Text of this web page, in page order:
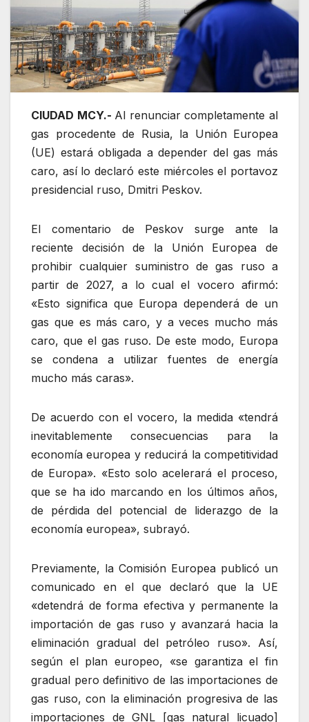
CIUDAD MCY.- Al renunciar completamente al
gas procedente de Rusia, la Unión Europea
(UE) estará obligada a depender del gas más
caro, así lo declaró este miércoles el portavoz
presidencial ruso, Dmitri Peskov.
El comentario de Peskov surge ante la
reciente decisión de la Unión Europea de
prohibir cualquier suministro de gas ruso a
partir de 2027, a lo cual el vocero afirmó:
«Esto significa que Europa dependerá de un
gas que es más caro, y a veces mucho más
caro, que el gas ruso. De este modo, Europa
se condena a utilizar fuentes de energía
mucho más caras».
De acuerdo con el vocero, la medida «tendrá
inevitablemente consecuencias para la
economía europea y reducirá la competitividad
de Europa». «Esto solo acelerará el proceso,
que se ha ido marcando en los últimos años,
de pérdida del potencial de liderazgo de la
economía europea», subrayó.
Previamente, la Comisión Europea publicó un
comunicado en el que declaró que la UE
«detendrá de forma efectiva y permanente la
importación de gas ruso y avanzará hacia la
eliminación gradual del petróleo ruso». Así,
según el plan europeo, «se garantiza el fin
gradual pero definitivo de las importaciones de
gas ruso, con la eliminación progresiva de las
importaciones de GNL [gas natural licuado]